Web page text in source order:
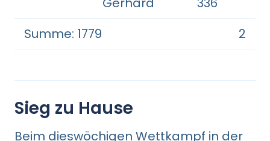
Summe: 1779
2
Sieg zu Hause
Beim dieswöchigen Wettkampf in der